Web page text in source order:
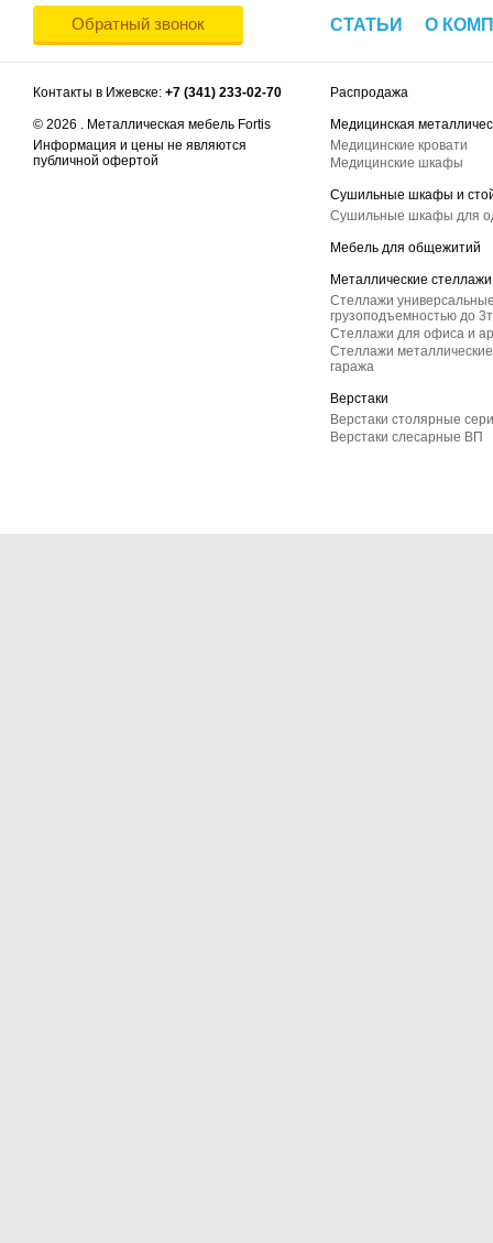
Обратный звонок СТАТЬИ О
Контакты в Ижевске: +7 (341) 233-02-70
© 2026 . Металлическая мебель Fortis
Информация и цены не являются
публичной офертой
Распродажа
Медицинская
Медицинские кровати
Медицинские шкафы
Сушильные шкафы и
Сушильные шкафы для
Мебель для общежитий
Металлические стеллажи
Стеллажи
грузоподъемностью до
Стеллажи для офиса и
Стеллажи
гаража
Верстаки
Верстаки столярные
Верстаки слесарные ВП